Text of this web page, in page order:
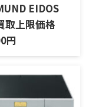
EIDOS
取上限価格
円